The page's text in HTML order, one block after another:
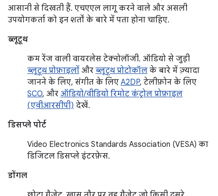
आसानी से दिखती हैं. एचएएल लागू करने वाले और असली
उपयोगकर्ता को इन शर्तों के बारे में पता होना चाहिए.
ब्लूटूथ
कम रेंज वाली वायरलेस टेक्नोलॉजी. ऑडियो से जुड़ी
ब्लूटूथ प्रोफ़ाइलों और ब्लूटूथ प्रोटोकॉल के बारे में ज़्यादा
जानने के लिए, संगीत के लिए A2DP, टेलीफ़ोन के लिए
SCO, और ऑडियो/वीडियो रिमोट कंट्रोल प्रोफ़ाइल
(एवीआरसीपी) देखें.
डिसप्ले पोर्ट
Video Electronics Standards Association (VESA) का
डिजिटल डिसप्ले इंटरफ़ेस.
डोंगल